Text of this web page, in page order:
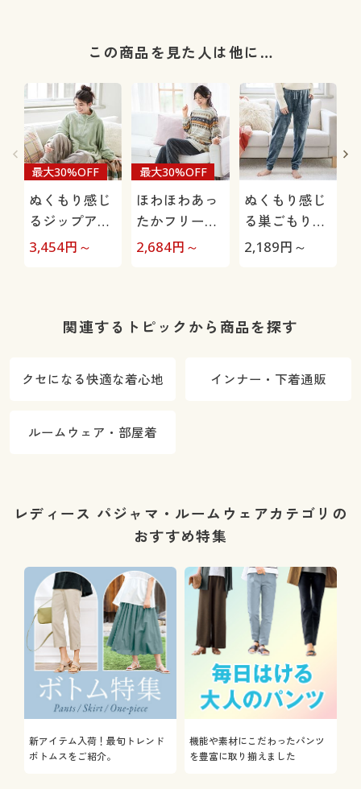
この商品を見た人は他に…
ぬくもり感じ
るジップアッ
プルームウェ
最大30%OFF
3,454円～
ほわほわあっ
たかフリース
パジャマ
最大30%OFF
2,684円～
ぬくもり感じ
る巣ごもりル
ームパンツ(両
2,189円～
関連するトピックから商品を探す
クセになる快適な着心地 インナー・下着通販
ルームウェア・部屋着
レディース パジャマ・ルームウェアカテゴリの
おすすめ特集
新アイテム入荷！最旬トレンド
ボトムスをご紹介。
機能や素材にこだわったパンツ
を豊富に取り揃えました